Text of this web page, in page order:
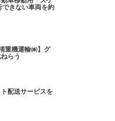
できない車両を約
重機運輸㈱】グ
らう
配送サービスを